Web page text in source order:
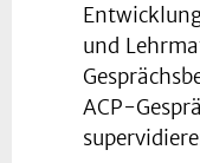
und
ACP-